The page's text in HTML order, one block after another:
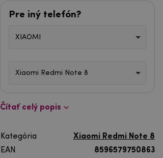
Pre iný telefón?
XIAOMI
Xiaomi Redmi Note 8
Čítať celý popis
Kategória
Xiaomi Redmi Note 8
EAN
8596579750863